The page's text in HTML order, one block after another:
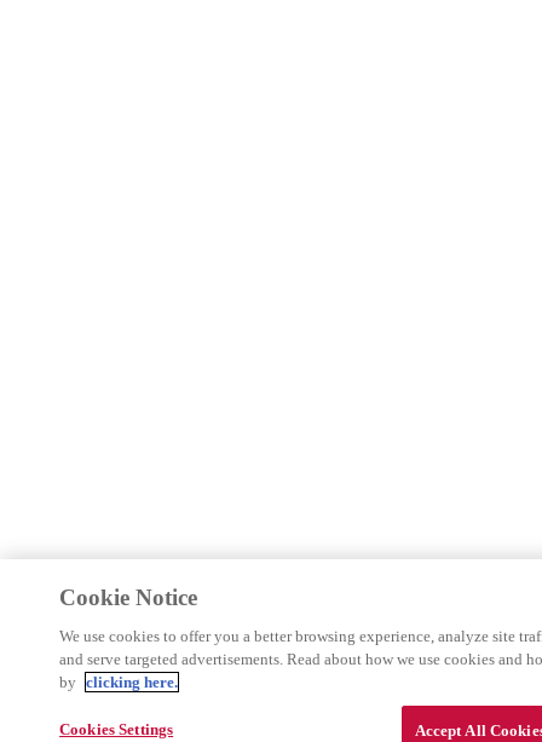
Cookie Notice
We use cookies to offer you a better browsing experience, analyze site
and serve targeted advertisements. Read about how we use cookies and
by clicking here.
Cookies Settings Accept All